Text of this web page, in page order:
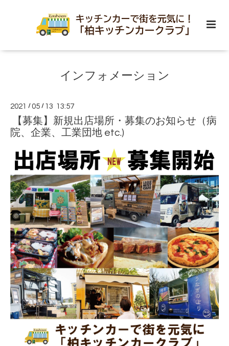
インフォメーション
2021 /05 / 13 13:57
【募集】新規出店場所・募集のお知らせ（病
院、企業、工業団地 etc.)